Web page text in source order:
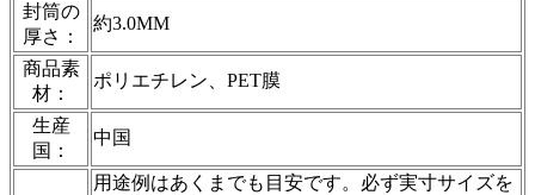
封筒の
厚さ：
約3.0MM
商品素
材：
ポリエチレン、PET膜
生産
国：
中国
用途例はあくまでも目安です。必ず実寸サイズを